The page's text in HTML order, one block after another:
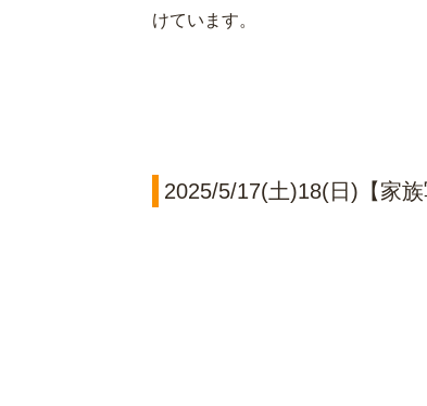
けています。
2025/5/17(土)18(日)【家